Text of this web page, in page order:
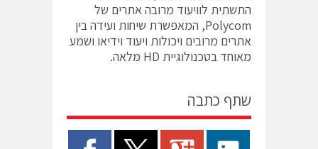
התשתית לוויעוד מרובה אתרים של
Polycom, המאפשרת שיחות ועידה בין
אתרים מרובים ויכולות ויעוד וידיאו ושמע
מאוחד בטכנולוגיית HD מלאה.
שתף כתבה